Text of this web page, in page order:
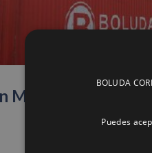
Marítima
BOLUDA
Puedes